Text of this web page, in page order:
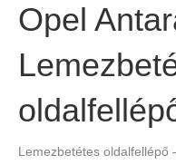
Opel
Lemezbetétes oldalfellépő